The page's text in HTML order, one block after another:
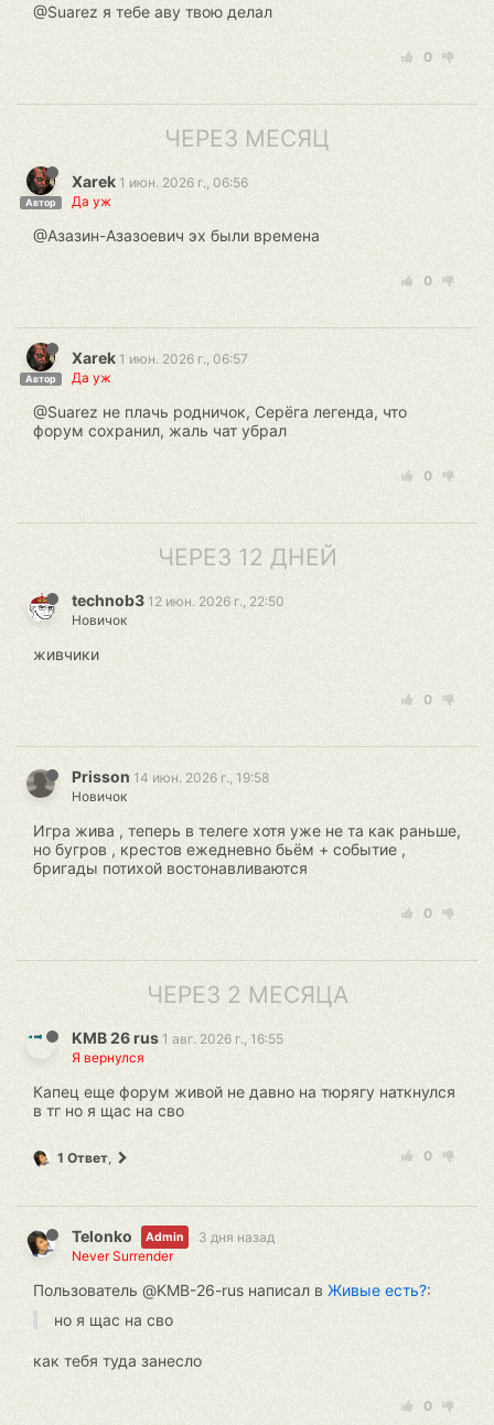
@Suarez я тебе аву твою делал
0
ЧЕРЕЗ МЕСЯЦ
Автор
Xarek 1 июн. 2026 г., 06:56
Да уж
@Азазин-Азазоевич эх были времена
0
Автор
Xarek 1 июн. 2026 г., 06:57
Да уж
@Suarez не плачь родничок, Серёга легенда, что
форум сохранил, жаль чат убрал
0
ЧЕРЕЗ 12 ДНЕЙ
technob3 12 июн. 2026 г., 22:50
Новичок
живчики
0
Prisson 14 июн. 2026 г., 19:58
Новичок
Игра жива , теперь в телеге хотя уже не та как раньше,
но бугров , крестов ежедневно бьём + событие ,
бригады потихой востонавливаются
0
ЧЕРЕЗ 2 МЕСЯЦА
KMB 26 rus 1 авг. 2026 г., 16:55
Я вернулся
Капец еще форум живой не давно на тюрягу наткнулся
в тг но я щас на сво
0
1 Ответ,
Telonko Admin
3 дня назад
Never Surrender
Пользователь @KMB-26-rus написал в Живые есть?:
но я щас на сво
как тебя туда занесло
0